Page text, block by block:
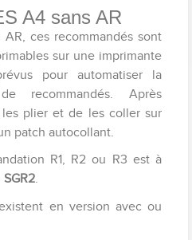
A4 sans AR
ces recommandés sont
sur une imprimante
pour automatiser la
recommandés. Après
plier et de les coller sur
patch autocollant.
R1, R2 ou R3 est à
SGR2.
en version avec ou